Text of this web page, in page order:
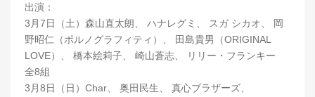
出演：
3月7日（土）森山直太朗、 ハナレグミ、 スガ シカオ、 岡
野昭仁（ポルノグラフィティ）、 田島貴男（ORIGINAL
LOVE）、 橋本絵莉子、 崎山蒼志、 リリー・フランキー
全8組
3月8日（日）Char、 奥田民生、 真心ブラザーズ、